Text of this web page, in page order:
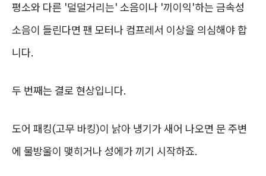
평소와 다른 '덜덜거리는' 소음이나 '끼이익'하는 금속성
소음이 들린다면 팬 모터나 컴프레서 이상을 의심해야 합
니다.
두 번째는 결로 현상입니다.
도어 패킹(고무 바킹)이 낡아 냉기가 새어 나오면 문 주변
에 물방울이 맺히거나 성에가 끼기 시작하죠.